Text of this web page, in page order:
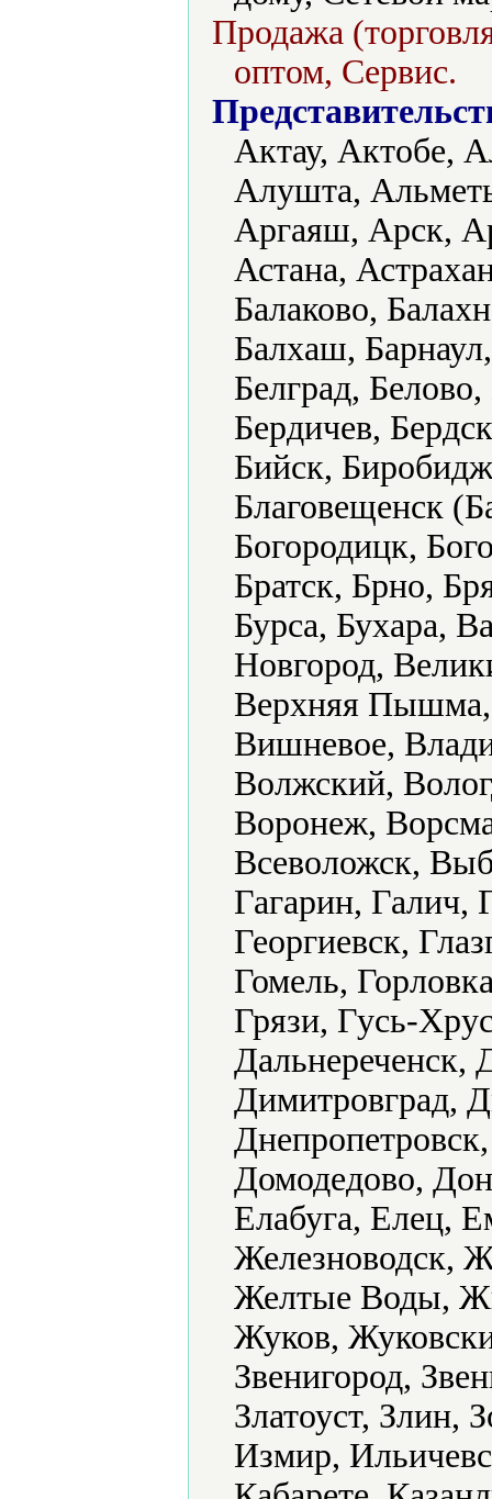
Продажа
оптом, Сервис.
Актау, Актобе,
Алушта,
Аргаяш, Арск,
Астана,
Балаково,
Балхаш,
Белград,
Бердичев,
Бийск,
Благовещенск
Богородицк,
Братск, Брно,
Бурса, Бухара,
Новгород,
Верхняя Пышма,
Вишневое,
Волжский,
Воронеж,
Всеволожск,
Гагарин, Галич,
Георгиевск,
Гомель,
Грязи, Гусь-
Дальнереченск,
Димитровград,
Домодедово,
Елабуга, Елец,
Железноводск,
Желтые Воды,
Жуков,
Звенигород,
Златоуст, Злин,
Измир,